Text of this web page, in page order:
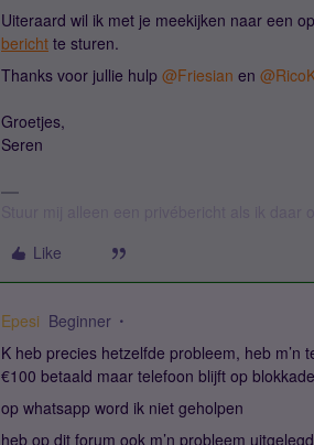
Uiteraard wil ik met je meekijken naar een
bericht te sturen.
Thanks voor jullie hulp @Friesian en
Groetjes,
Seren
Like
Epesi Beginner
K heb precies hetzelfde probleem, heb m’n
€100 betaald maar telefoon blijft op blokkade
op whatsapp word ik niet geholpen
heb op dit forum ook m’n probleem